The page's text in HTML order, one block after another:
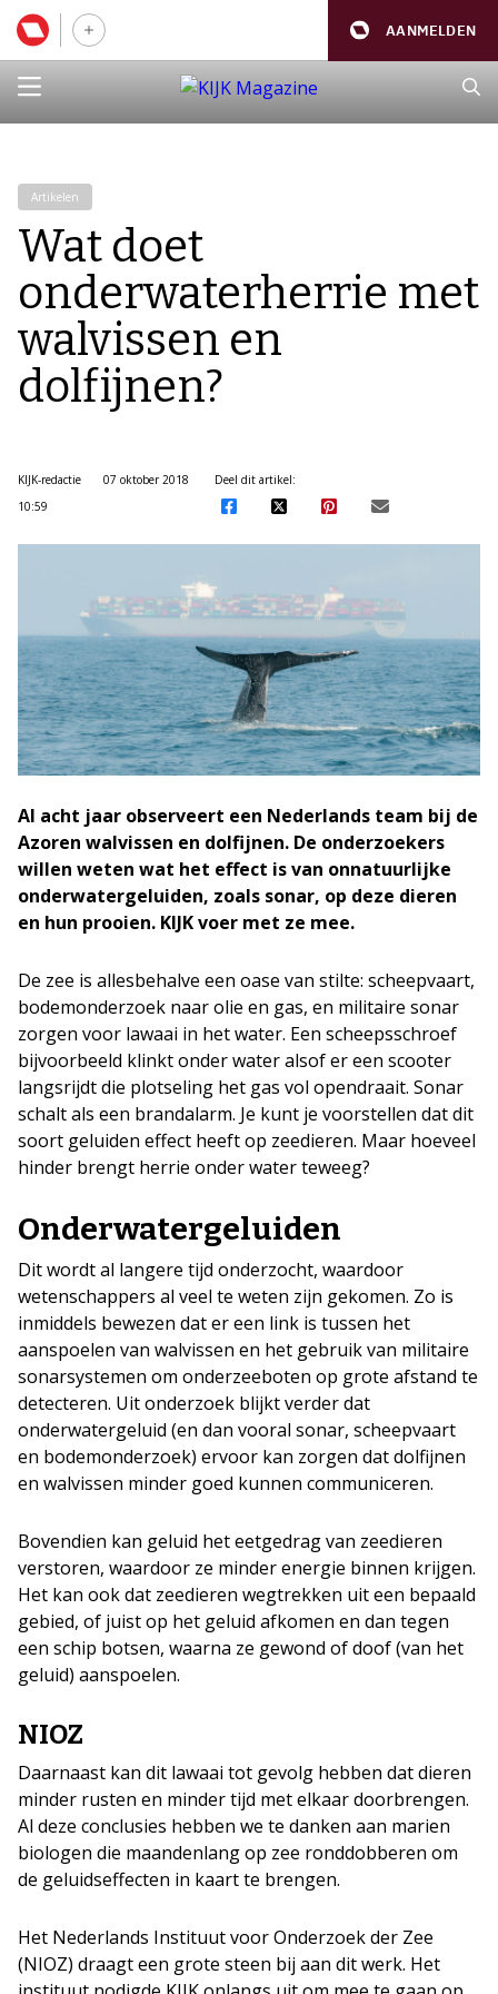
AANMELDEN
Artikelen
Wat doet
onderwaterherrie met
walvissen en
dolfijnen?
KIJK-redactie
07 oktober 2018
10:59
Deel dit artikel:
Al acht jaar observeert een Nederlands team bij de
Azoren walvissen en dolfijnen. De onderzoekers
willen weten wat het effect is van onnatuurlijke
onderwatergeluiden, zoals sonar, op deze dieren
en hun prooien. KIJK voer met ze mee.
De zee is allesbehalve een oase van stilte: scheepvaart,
bodemonderzoek naar olie en gas, en militaire sonar
zorgen voor lawaai in het water. Een scheepsschroef
bijvoorbeeld klinkt onder water alsof er een scooter
langsrijdt die plotseling het gas vol opendraait. Sonar
schalt als een brandalarm. Je kunt je voorstellen dat dit
soort geluiden effect heeft op zeedieren. Maar hoeveel
hinder brengt herrie onder water teweeg?
Onderwatergeluiden
Dit wordt al langere tijd onderzocht, waardoor
wetenschappers al veel te weten zijn gekomen. Zo is
inmiddels bewezen dat er een link is tussen het
aanspoelen van walvissen en het gebruik van militaire
sonarsystemen om onderzeeboten op grote afstand te
detecteren. Uit onderzoek blijkt verder dat
onderwatergeluid (en dan vooral sonar, scheepvaart
en bodemonderzoek) ervoor kan zorgen dat dolfijnen
en walvissen minder goed kunnen communiceren.
Bovendien kan geluid het eetgedrag van zeedieren
verstoren, waardoor ze minder energie binnen krijgen.
Het kan ook dat zeedieren wegtrekken uit een bepaald
gebied, of juist op het geluid afkomen en dan tegen
een schip botsen, waarna ze gewond of doof (van het
geluid) aanspoelen.
NIOZ
Daarnaast kan dit lawaai tot gevolg hebben dat dieren
minder rusten en minder tijd met elkaar doorbrengen.
Al deze conclusies hebben we te danken aan marien
biologen die maandenlang op zee ronddobberen om
de geluidseffecten in kaart te brengen.
Het Nederlands Instituut voor Onderzoek der Zee
(NIOZ) draagt een grote steen bij aan dit werk. Het